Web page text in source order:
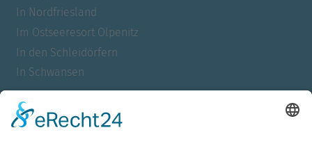
In Nordfriesland
Im Ostseeresort Olpenitz
In den Schleidörfern
In Schwansen
Für Allergiker